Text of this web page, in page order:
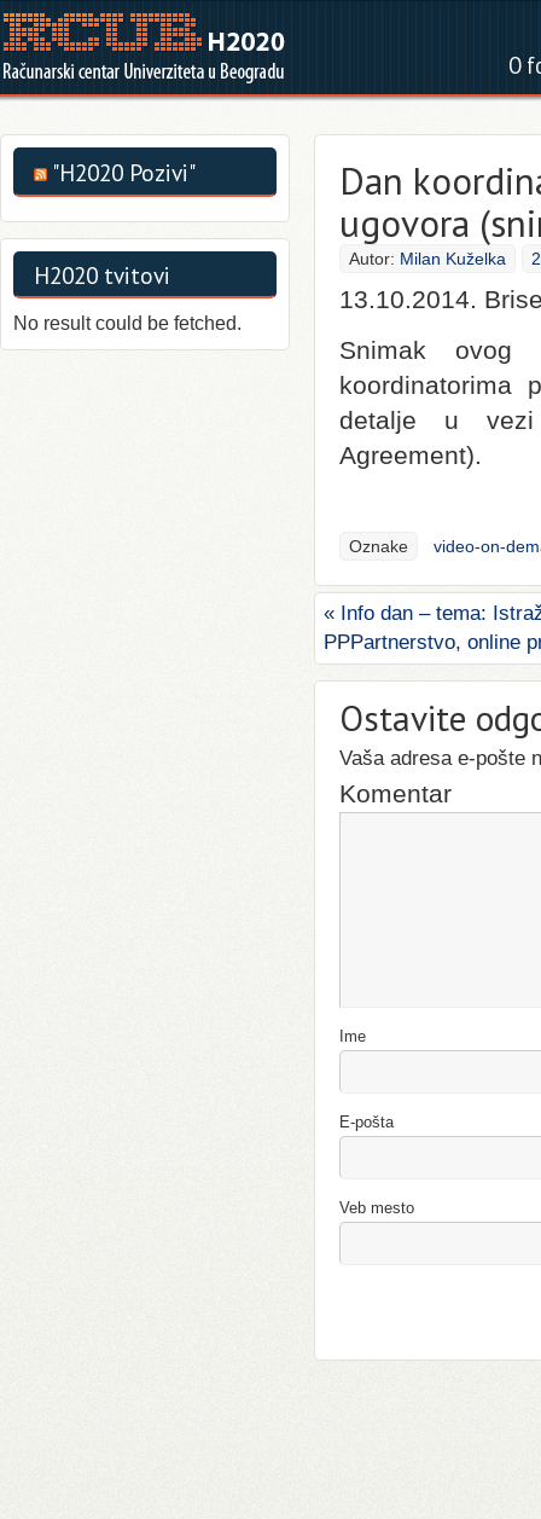
O
Dan
ugovora
Autor: Milan Kuželka
13.10.2014.
Snimak ovog
koordinatorima
detalje u vezi
Agreement).
Oznake video-on-
«Info dan – tema:
PPPartnerstvo, online
Ostavite
Vaša adresa e-pošte
Komentar
Ime
E-pošta
Veb mesto
"H2020 Pozivi"
H2020 tvitovi
No result could be fetched.